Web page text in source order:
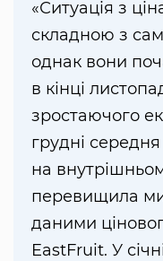
«Ситуація з
складною з
однак вони
в кінці
зростаючого
грудні
на
перевищила
даними
EastFruit. У